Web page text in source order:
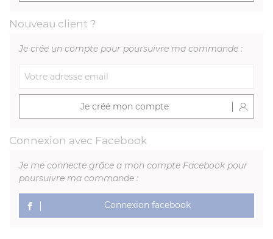
Nouveau client ?
Je crée un compte pour poursuivre ma commande :
Je créé mon compte
Connexion avec Facebook
Je me connecte grâce a mon compte Facebook pour
poursuivre ma commande :
Connexion facebook